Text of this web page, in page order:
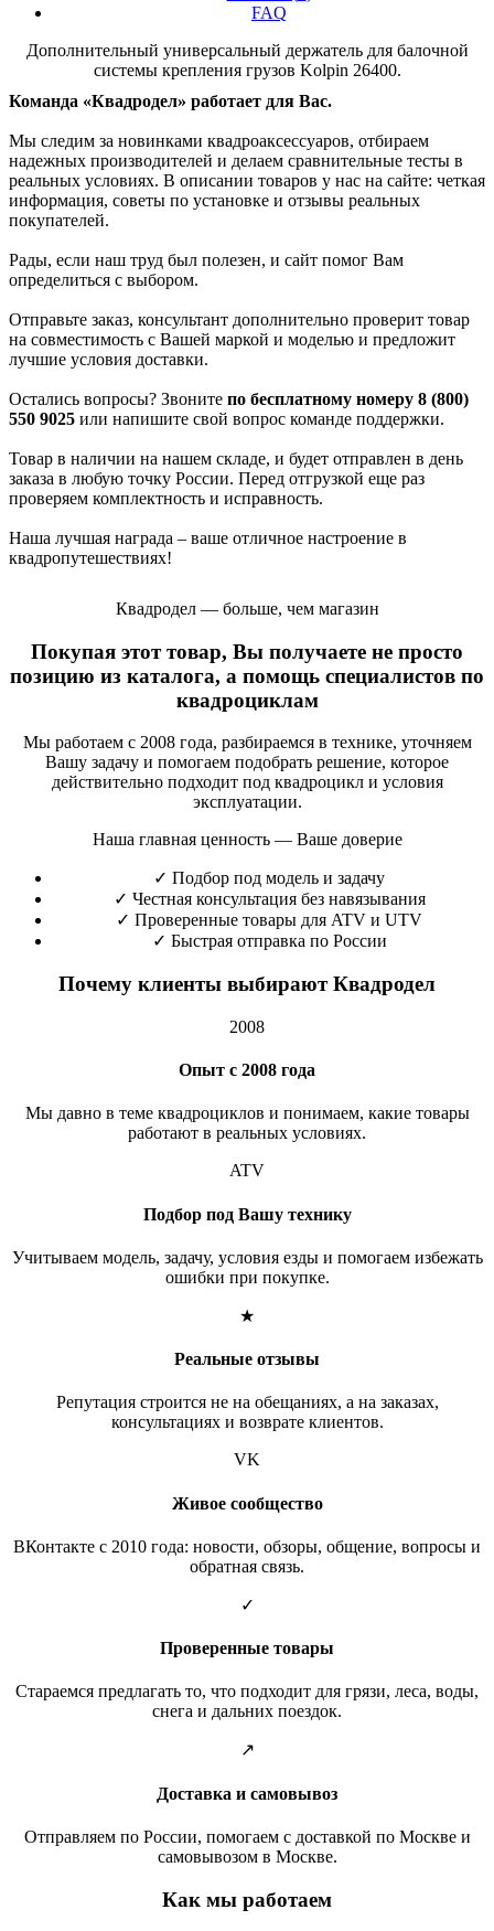
FAQ
Дополнительный универсальный держатель для балочной
системы крепления грузов Kolpin 26400.
Команда «Квадродел» работает для Вас.
Мы следим за новинками квадроаксессуаров, отбираем
надежных производителей и делаем сравнительные тесты в
реальных условиях. В описании товаров у нас на сайте: четкая
информация, советы по установке и отзывы реальных
покупателей.
Рады, если наш труд был полезен, и сайт помог Вам
определиться с выбором.
Отправьте заказ, консультант дополнительно проверит товар
на совместимость с Вашей маркой и моделью и предложит
лучшие условия доставки.
Остались вопросы? Звоните по бесплатному номеру 8 (800)
550 9025 или напишите свой вопрос команде поддержки.
Товар в наличии на нашем складе, и будет отправлен в день
заказа в любую точку России. Перед отгрузкой еще раз
проверяем комплектность и исправность.
Наша лучшая награда – ваше отличное настроение в
квадропутешествиях!
Квадродел — больше, чем магазин
Покупая этот товар, Вы получаете не просто
позицию из каталога, а помощь специалистов по
квадроциклам
Мы работаем с 2008 года, разбираемся в технике, уточняем
Вашу задачу и помогаем подобрать решение, которое
действительно подходит под квадроцикл и условия
эксплуатации.
Наша главная ценность — Ваше доверие
✓ Подбор под модель и задачу
✓ Честная консультация без навязывания
✓ Проверенные товары для ATV и UTV
✓ Быстрая отправка по России
Почему клиенты выбирают Квадродел
2008
Опыт с 2008 года
Мы давно в теме квадроциклов и понимаем, какие товары
работают в реальных условиях.
ATV
Подбор под Вашу технику
Учитываем модель, задачу, условия езды и помогаем избежать
ошибки при покупке.
★
Реальные отзывы
Репутация строится не на обещаниях, а на заказах,
консультациях и возврате клиентов.
VK
Живое сообщество
ВКонтакте с 2010 года: новости, обзоры, общение, вопросы и
обратная связь.
✓
Проверенные товары
Стараемся предлагать то, что подходит для грязи, леса, воды,
снега и дальних поездок.
↗
Доставка и самовывоз
Отправляем по России, помогаем с доставкой по Москве и
самовывозом в Москве.
Как мы работаем